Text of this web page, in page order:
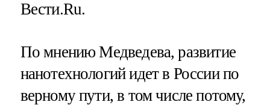
Вести.Ru.
По мнению Медведева, развитие
нанотехнологий идет в России по
верному пути, в том числе потому,